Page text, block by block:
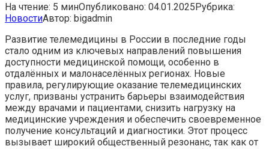
На чтение: 5 минОпубликовано: 04.01.2025Рубрика:
НовостиАвтор: bigadmin
Развитие телемедицины в России в последние годы
стало одним из ключевых направлений повышения
доступности медицинской помощи, особенно в
отдалённых и малонаселённых регионах. Новые
правила, регулирующие оказание телемедицинских
услуг, призваны устранить барьеры взаимодействия
между врачами и пациентами, снизить нагрузку на
медицинские учреждения и обеспечить своевременное
получение консультаций и диагностики. Этот процесс
вызывает широкий общественный резонанс, так как от